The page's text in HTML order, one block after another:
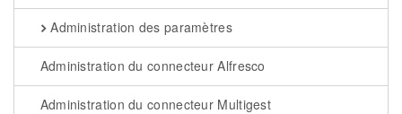
Administration des paramètres
Administration du connecteur Alfresco
Administration du connecteur Multigest